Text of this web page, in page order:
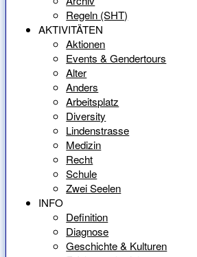
Regeln (SHT)
AKTIVITÄTEN
Aktionen
Events & Gendertours
Alter
Anders
Arbeitsplatz
Diversity
Lindenstrasse
Medizin
Recht
Schule
Zwei Seelen
INFO
Definition
Diagnose
Geschichte & Kulturen